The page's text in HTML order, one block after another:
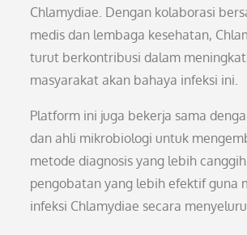
Chlamydiae. Dengan kolaborasi
medis dan lembaga kesehatan,
turut berkontribusi dalam
masyarakat akan bahaya infeksi ini.
Platform ini juga bekerja sama
dan ahli mikrobiologi untuk
metode diagnosis yang lebih
pengobatan yang lebih efektif guna
infeksi Chlamydiae secara